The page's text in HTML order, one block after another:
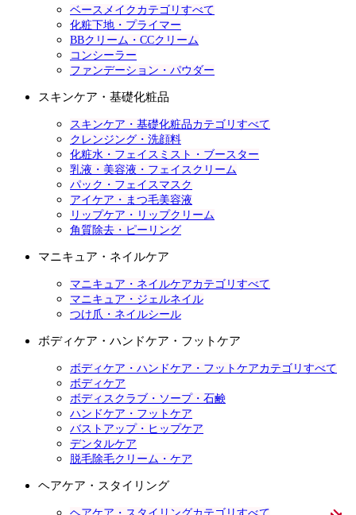
ベースメイクカテゴリすべて
化粧下地・プライマー
BBクリーム・CCクリーム
コンシーラー
ファンデーション・パウダー
スキンケア・基礎化粧品
スキンケア・基礎化粧品カテゴリすべて
クレンジング・洗顔料
化粧水・フェイスミスト・ブースター
乳液・美容液・フェイスクリーム
パック・フェイスマスク
アイケア・まつ毛美容液
リップケア・リップクリーム
角質除去・ピーリング
マニキュア・ネイルケア
マニキュア・ネイルケアカテゴリすべて
マニキュア・ジェルネイル
つけ爪・ネイルシール
ボディケア・ハンドケア・フットケア
ボディケア・ハンドケア・フットケアカテゴリすべて
ボディケア
ボディスクラブ・ソープ・石鹸
ハンドケア・フットケア
バストアップ・ヒップケア
デンタルケア
脱毛除毛クリーム・ケア
ヘアケア・スタイリング